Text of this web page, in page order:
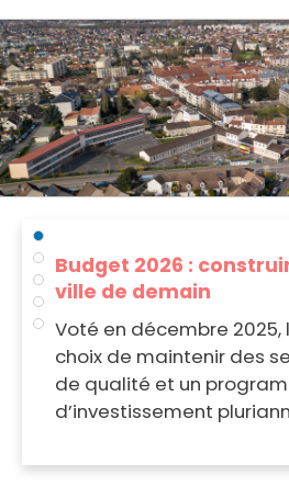
Budget 2026 :
ville de demain
Voté en décembre 2025,
choix de maintenir des
de qualité et un
d’investissement